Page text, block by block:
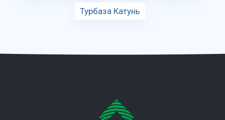
Турбаза Катунь